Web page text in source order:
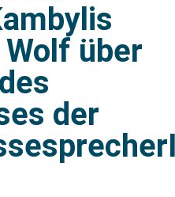
über
der